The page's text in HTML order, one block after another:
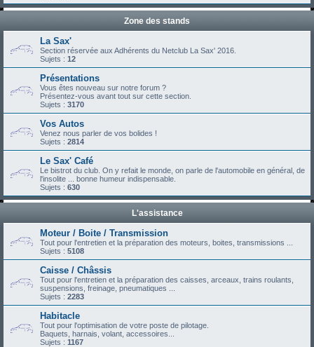
Zone des stands
La Sax'
Section réservée aux Adhérents du Netclub La Sax' 2016.
Sujets : 12
Présentations
Vous êtes nouveau sur notre forum ?
Présentez-vous avant tout sur cette section.
Sujets : 3170
Vos Autos
Venez nous parler de vos bolides !
Sujets : 2814
Le Sax' Café
Le bistrot du club. On y refait le monde, on parle de l'automobile en général, de
l'insolite ... bonne humeur indispensable.
Sujets : 630
L'assistance
Moteur / Boite / Transmission
Tout pour l'entretien et la préparation des moteurs, boites, transmissions ...
Sujets : 5108
Caisse / Châssis
Tout pour l'entretien et la préparation des caisses, arceaux, trains roulants,
suspensions, freinage, pneumatiques ...
Sujets : 2283
Habitacle
Tout pour l'optimisation de votre poste de pilotage.
Baquets, harnais, volant, accessoires...
Sujets : 1167